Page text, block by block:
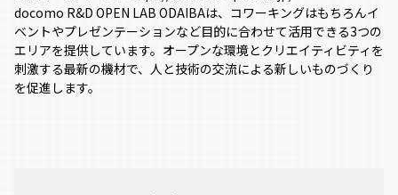
docomo R&D OPEN LAB ODAIBAは、コワーキングはもちろんイ
ベントやプレゼンテーションなど目的に合わせて活用できる3つの
エリアを提供しています。オープンな環境とクリエイティビティを
刺激する最新の機材で、人と技術の交流による新しいものづくり
を促進します。